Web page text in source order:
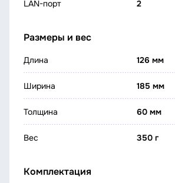
LAN-порт 2
Размеры и вес
Длина 126 мм
Ширина 185 мм
Толщина 60 мм
Вес 350 г
Комплектация